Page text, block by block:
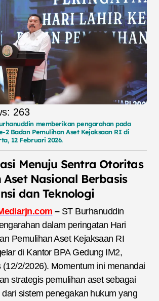
263
memberikan pengarahan pada
2 Badan Pemulihan Aset Kejaksaan RI di
12 Februari 2026.
Menuju Sentra Otoritas
Aset Nasional Berbasis
dan Teknologi
– ST Burhanuddin
dalam peringatan Hari
Pemulihan Aset Kejaksaan RI
di Kantor BPA Gedung IM2,
(12/2/2026). Momentum ini menandai
strategis pemulihan aset sebagai
sistem penegakan hukum yang